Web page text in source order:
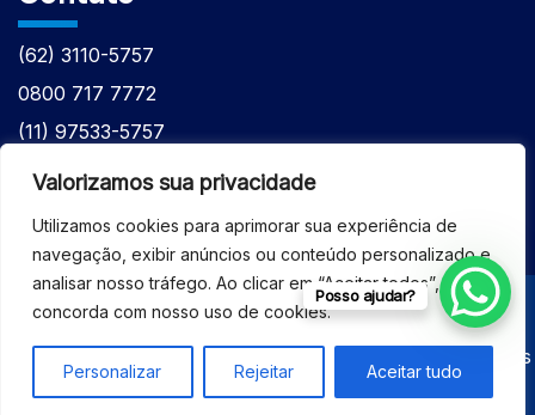
Valorizamos sua privacidade
Utilizamos cookies para aprimorar sua experiência de
navegação, exibir anúncios ou conteúdo personalizado e
analisar nosso tráfego. Ao clicar em “Aceitar todos”, você
concorda com nosso uso de cookies.
Personalizar Rejeitar Aceitar tudo
(62) 3110-5757
0800 717 7772
(11) 97533-5757
(62) 98610-7777
© 2026 - ASSISTÊNCIA TÉCNICA ESPECIALIZADA
EQUIPAMENTOS BRUKER - Todos os direitos reservados
Posso ajudar?